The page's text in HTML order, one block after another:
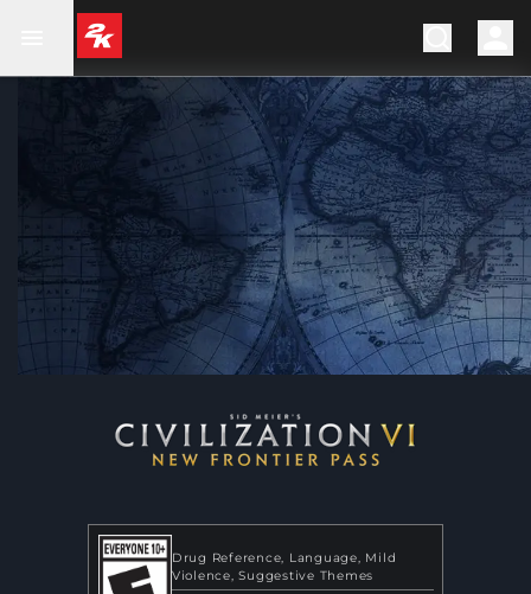
Drug Reference Language
Mild
Violence Suggestive Themes